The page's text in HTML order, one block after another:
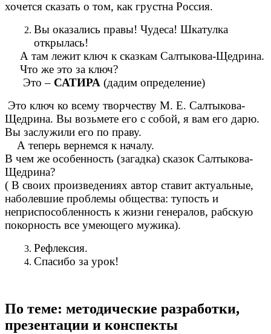
хочется сказать о том, как грустна Россия.
Вы оказались правы! Чудеса! Шкатулка
открылась!
А там лежит ключ к сказкам Салтыкова-Щедрина.
Что же это за ключ?
Это – САТИРА (дадим определение)
Это ключ ко всему творчеству М. Е. Салтыкова-
Щедрина. Вы возьмете его с собой, я вам его дарю.
Вы заслужили его по праву.
А теперь вернемся к началу.
В чем же особенность (загадка) сказок Салтыкова-
Щедрина?
( В своих произведениях автор ставит актуальные,
наболевшие проблемы общества: тупость и
неприспособленность к жизни генералов, рабскую
покорность все умеющего мужика).
Рефлексия.
Спасибо за урок!
По теме: методические разработки,
презентации и конспекты